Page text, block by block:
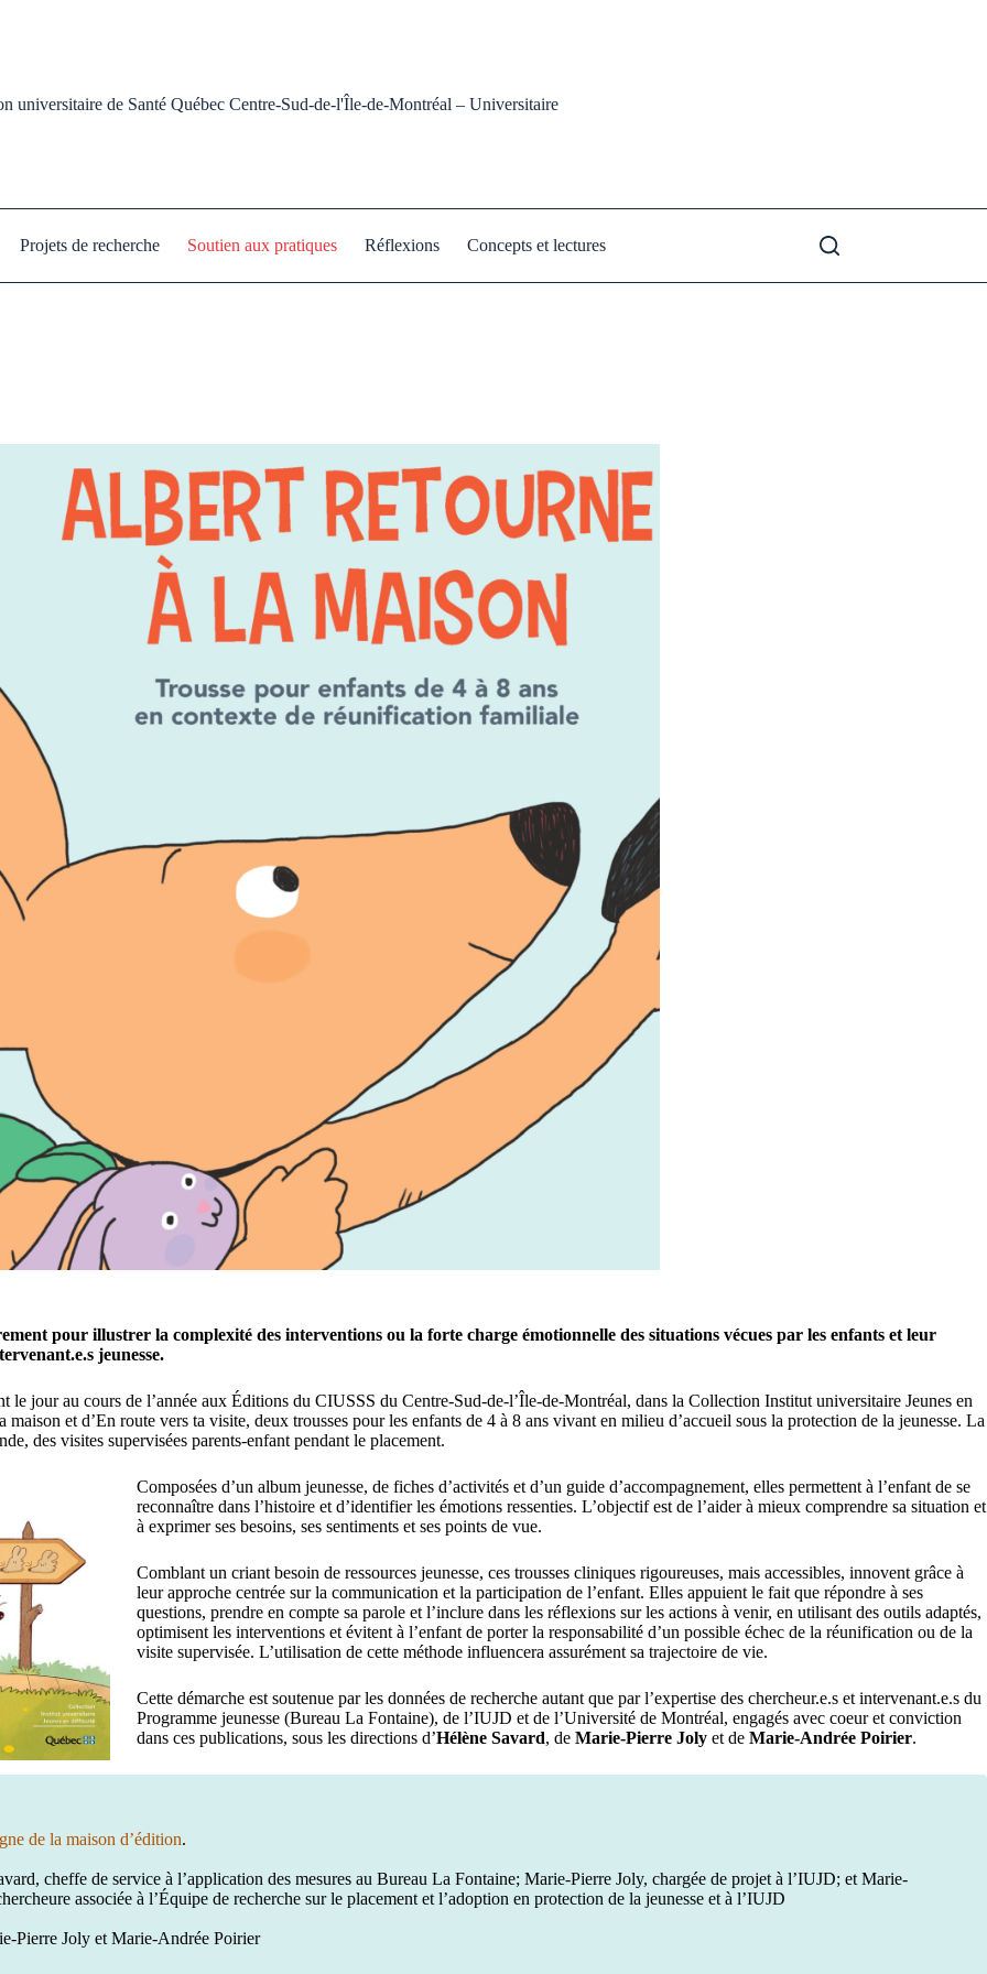
universitaire de Santé Québec Centre-Sud-de-l'Île-de-Montréal – Universitaire
Projets de recherche Soutien aux pratiques Réflexions Concepts et lectures
pour illustrer la complexité des interventions ou la forte charge émotionnelle des situations vécues par les enfants et leur
jeunesse.
jour au cours de l’année aux Éditions du CIUSSS du Centre-Sud-de-l’Île-de-Montréal, dans la Collection Institut uni­versitaire Jeunes en
et d’En route vers ta visite, deux trousses pour les enfants de 4 à 8 ans vivant en milieu d’accueil sous la protection de la jeunesse. La
des visites supervisées parents-enfant pendant le placement.
Composées d’un album jeunesse, de fiches d’activités et d’un guide d’accompagnement, elles permettent à l’enfant de se
reconnaître dans l’his­toire et d’identifier les émotions res­senties. L’objectif est de l’aider à mieux comprendre sa situation et
à exprimer ses besoins, ses sentiments et ses points de vue.
Comblant un criant besoin de ressources jeunesse, ces trousses cliniques rigoureuses, mais accessibles, innovent grâce à
leur approche centrée sur la communication et la participation de l’enfant. Elles appuient le fait que répondre à ses
questions, prendre en compte sa parole et l’inclure dans les réflexions sur les actions à venir, en utilisant des outils adaptés,
optimisent les interventions et évitent à l’enfant de porter la responsabilité d’un possible échec de la réunification ou de la
visite supervisée. L’utilisation de cette méthode influencera assurément sa trajectoire de vie.
Cette démarche est soutenue par les données de recherche autant que par l’expertise des chercheur.e.s et intervenant.e.s du
Programme jeunesse (Bureau La Fontaine), de l’IUJD et de l’Université de Montréal, engagés avec coeur et conviction
dans ces publica­tions, sous les directions d’Hélène Savard, de Marie-Pierre Joly et de Marie-Andrée Poirier.
de la maison d’édition.
cheffe de service à l’application des mesures au Bureau La Fontaine; Marie-Pierre Joly, chargée de projet à l’IUJD; et Marie-
associée à l’Équipe de recherche sur le placement et l’adoption en protection de la jeunesse et à l’IUJD
Pierre Joly et Marie-Andrée Poirier